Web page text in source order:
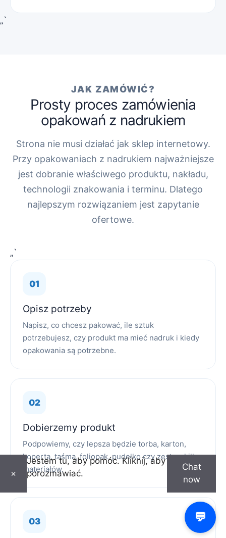
„`
JAK ZAMÓWIĆ?
Prosty proces zamówienia
opakowań z nadrukiem
Strona nie musi działać jak sklep internetowy.
Przy opakowaniach z nadrukiem najważniejsze
jest dobranie właściwego produktu, nakładu,
technologii znakowania i terminu. Dlatego
najlepszym rozwiązaniem jest zapytanie
ofertowe.
„`
Opisz potrzeby
Napisz, co chcesz pakować, ile sztuk
potrzebujesz, czy produkt ma mieć nadruk i kiedy
opakowania są potrzebne.
Dobierzemy produkt
Podpowiemy, czy lepsza będzie torba, karton,
koperta, taśma, foliopak, pudełko czy zestaw kilku
materiałów.
×
Jestem tu, aby pomóc. Kliknij, aby
porozmawiać.
Chat
now